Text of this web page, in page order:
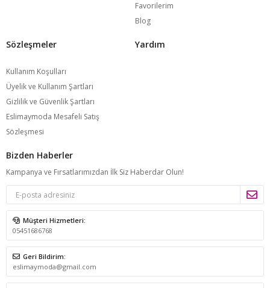
Favorilerim
Blog
Sözleşmeler
Kullanım Koşulları
Üyelik ve Kullanım Şartları
Gizlilik ve Güvenlik Şartları
Eslimaymoda Mesafeli Satış
Sözleşmesi
Yardım
Bizden Haberler
Kampanya ve Fırsatlarımızdan İlk Siz Haberdar Olun!
Müşteri Hizmetleri:
05451686768
Geri Bildirim:
eslimaymoda@gmail.com